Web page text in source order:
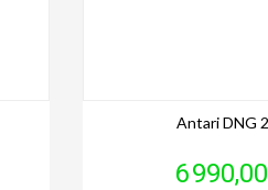
Antari DNG
Prix
6